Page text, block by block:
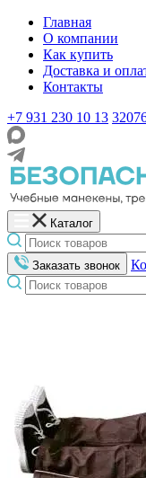
Главная
О компании
Как купить
Доставка и
Контакты
+7 931 230 10 13
Каталог
Заказать звонок